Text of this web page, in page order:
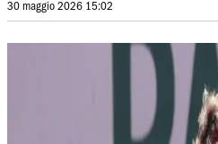
30 maggio 2026 15:02